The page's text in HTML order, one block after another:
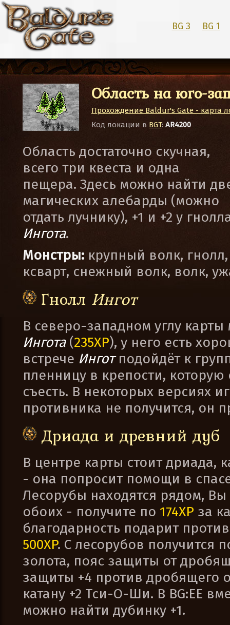
BG 3 BG 1
Область на юго-
Прохождение Baldur's Gate - карта
Код локации в BGT: AR4200
Область достаточно скучная,
всего три квеста и одна
пещера. Здесь можно найти
магических алебарды (можно
отдать лучнику), +1 и +2 у
Ингота.
Монстры: крупный волк, гнолл,
ксварт, снежный волк, волк,
Гнолл Ингот
В северо-западном углу
Ингота(235XP), у него есть
встрече Инготподойдёт к
пленницу в крепости, которую
съесть. В некоторых версиях
противника не получится, он
Дриада и древний дуб
В центре карты стоит дриада,
- она попросит помощи в
Лесорубы находятся рядом, Вы
обоих - получите по 174XP за
благодарность подарит
500XP. С лесорубов получится
золота, пояс защиты от
защиты +4 против дробящего
катану +2 Тси-О-Ши. В BG:EE
можно найти дубинку +1.